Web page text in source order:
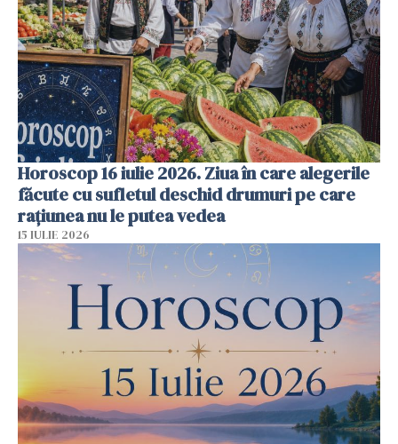
Horoscop 16 iulie 2026. Ziua în care alegerile
făcute cu sufletul deschid drumuri pe care
rațiunea nu le putea vedea
15 IULIE 2026